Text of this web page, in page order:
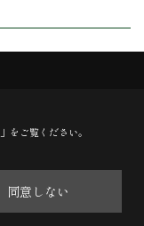
」をご覧ください。
同意しない